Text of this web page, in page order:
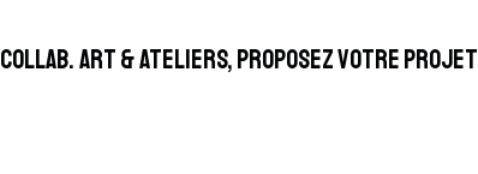
COLLAB. ART & ATELIERS, PROPOSEZ VOTRE PROJET